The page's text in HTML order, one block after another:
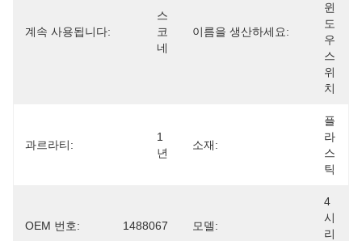
계속 사용됩니다:
스
코
네
이름을 생산하세요:
윈
도
우
스
위
치
과르라티:
1
년
소재:
플
라
스
틱
OEM 번호: 1488067 모델:
4
시
리